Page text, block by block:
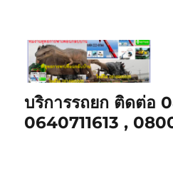
บริการรถยก ติดต่อ
0640711613 ,